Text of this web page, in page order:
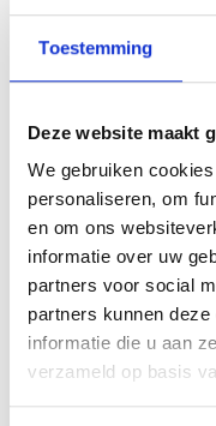
Toestemming
Deze website maakt
We gebruiken
personaliseren, om
en om ons
informatie over uw
partners voor social
partners kunnen
informatie die u aan
verzameld op basis
ingebracht en een
op het bord gezet
1 op 1 met Lentink. Dit
en behield het overzicht.
Loermans en die kon in
Zo zorgde de formatie
Zeeland. De ploeg kwam
kansen creëren. Het was
seizoen op zondag.
SteDoCo. De ploeg staat